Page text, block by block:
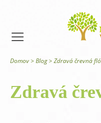
Domov> Blog> Zdravá črevná
Zdravá